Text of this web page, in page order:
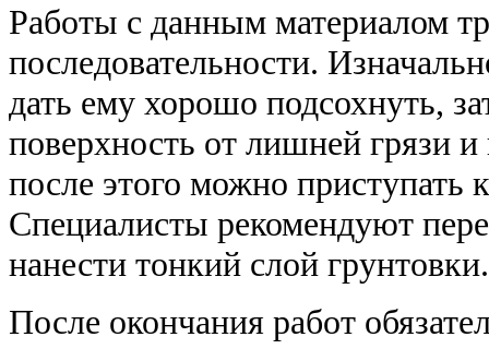
Работы с данным материалом
последовательности.
дать ему хорошо подсохнуть,
поверхность от лишней грязи
после этого можно
Специалисты рекомендуют
нанести тонкий слой грунтовки.
После окончания работ